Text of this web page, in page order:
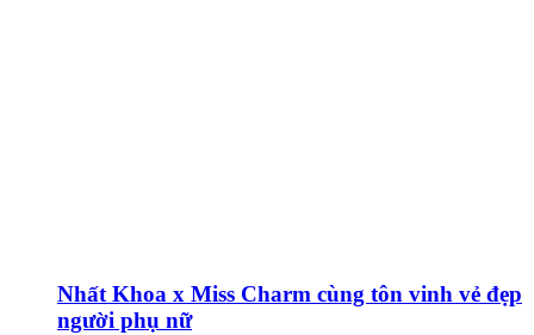
Nhất Khoa x Miss Charm cùng tôn vinh vẻ đẹp
người phụ nữ